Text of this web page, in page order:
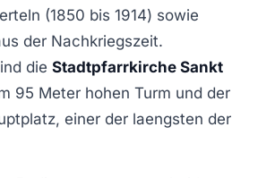
(1850 bis 1914) sowie
der Nachkriegszeit.
die Stadtpfarrkirche Sankt
95 Meter hohen Turm und der
einer der laengsten der